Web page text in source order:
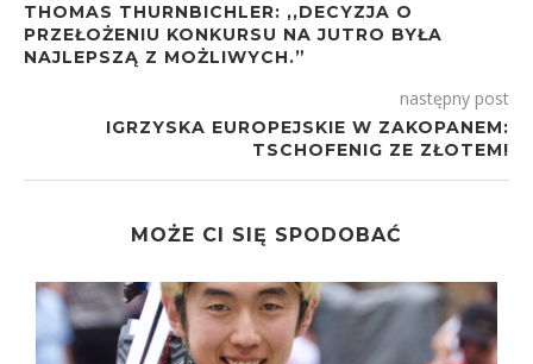
THOMAS THURNBICHLER: ,,DECYZJA O
PRZEŁOŻENIU KONKURSU NA JUTRO BYŁA
NAJLEPSZĄ Z MOŻLIWYCH.”
następny post
IGRZYSKA EUROPEJSKIE W ZAKOPANEM:
TSCHOFENIG ZE ZŁOTEM!
MOŻE CI SIĘ SPODOBAĆ